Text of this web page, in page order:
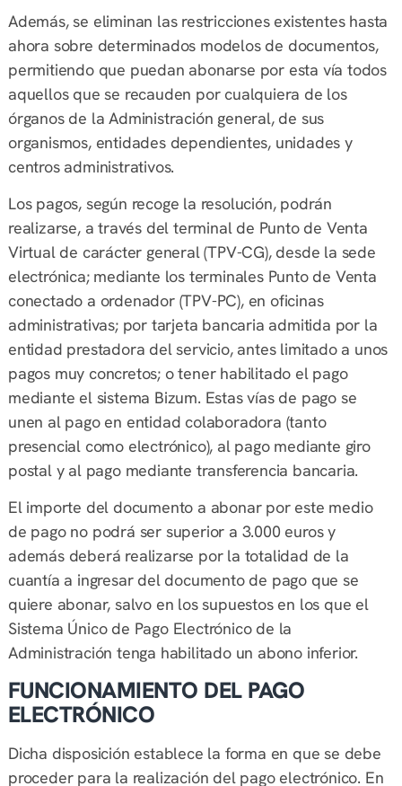
Además, se eliminan las restricciones existentes hasta
ahora sobre determinados modelos de documentos,
permitiendo que puedan abonarse por esta vía todos
aquellos que se recauden por cualquiera de los
órganos de la Administración general, de sus
organismos, entidades dependientes, unidades y
centros administrativos.
Los pagos, según recoge la resolución, podrán
realizarse, a través del terminal de Punto de Venta
Virtual de carácter general (TPV-CG), desde la sede
electrónica; mediante los terminales Punto de Venta
conectado a ordenador (TPV-PC), en oficinas
administrativas; por tarjeta bancaria admitida por la
entidad prestadora del servicio, antes limitado a unos
pagos muy concretos; o tener habilitado el pago
mediante el sistema Bizum. Estas vías de pago se
unen al pago en entidad colaboradora (tanto
presencial como electrónico), al pago mediante giro
postal y al pago mediante transferencia bancaria.
El importe del documento a abonar por este medio
de pago no podrá ser superior a 3.000 euros y
además deberá realizarse por la totalidad de la
cuantía a ingresar del documento de pago que se
quiere abonar, salvo en los supuestos en los que el
Sistema Único de Pago Electrónico de la
Administración tenga habilitado un abono inferior.
FUNCIONAMIENTO DEL PAGO
ELECTRÓNICO
Dicha disposición establece la forma en que se debe
proceder para la realización del pago electrónico. En